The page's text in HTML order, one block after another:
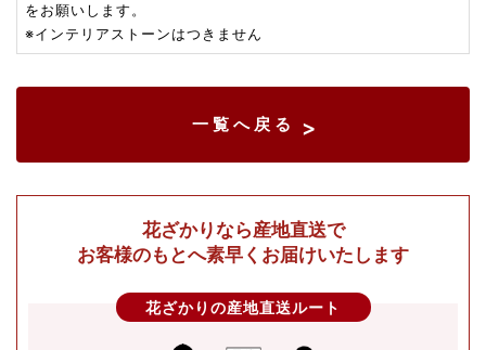
をお願いします。
※インテリアストーンはつきません
一覧へ戻る >
花ざかりなら産地直送で
お客様のもとへ素早くお届けいたします
花ざかりの産地直送ルート